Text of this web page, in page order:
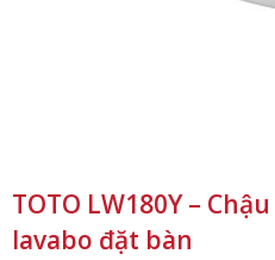
TOTO LW180Y – Chậu
lavabo đặt bàn